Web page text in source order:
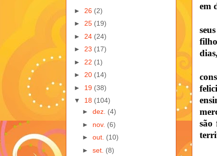
em
são
► 26 (2)
► 25 (19)
► 24 (24)
► 23 (17)
► 22 (1)
► 20 (14)
► 19 (38)
▼ 18 (104)
► dez. (4)
► nov. (6)
► out. (10)
► set. (8)